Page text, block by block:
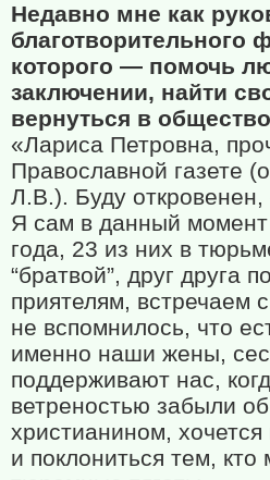
Недавно мне как
благотворительного
которого — помочь
заключении, найти
вернуться в
«Лариса Петровна,
Православной газете
Л.В.). Буду
Я сам в данный
года, 23 из них в
“братвой”, друг друга
приятелям, встречаем
не вспомнилось, что
именно наши жены,
поддерживают нас,
ветреностью забыли
христианином,
и поклониться тем,